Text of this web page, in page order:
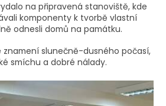
na připravená stanoviště, kde
komponenty k tvorbě vlastní
odnesli domů na památku.
znamení slunečně-dusného počasí,
smíchu a dobré nálady.